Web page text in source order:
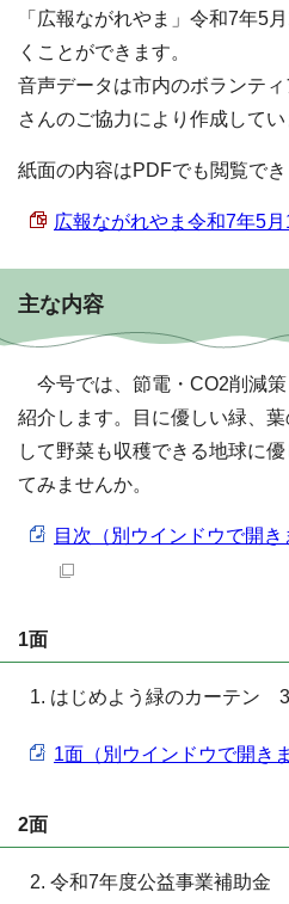
「広報ながれやま」令和7年5
くことができます。
音声データは市内のボランテ
さんのご協力により作成してい
紙面の内容はPDFでも閲覧でき
広報ながれやま令和7年5月
主な内容
今号では、節電・CO2削減
紹介します。目に優しい緑、
して野菜も収穫できる地球に
てみませんか。
目次（別ウインドウで開き
1面
はじめよう緑のカーテン
1面（別ウインドウで開き
2面
令和7年度公益事業補助金